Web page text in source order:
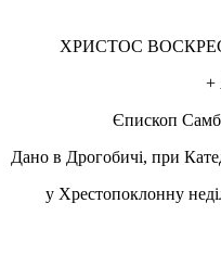
ХРИСТОС
+
Єпископ
Дано в Дрогобичі, при
у Хрестопоклонну